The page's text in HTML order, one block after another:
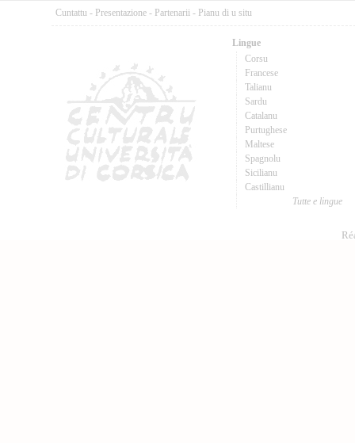
Cuntattu - Presentazione - Partenarii - Pianu di u situ
Lingue
Corsu
Francese
Talianu
Sardu
Catalanu
Purtughese
Maltese
Spagnolu
Sicilianu
Castillianu
Tutte e lingue